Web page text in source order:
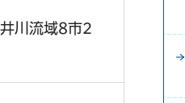
川流域8市2